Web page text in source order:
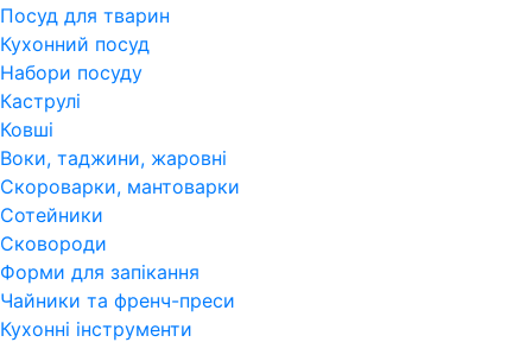
Посуд для тварин
Кухонний посуд
Набори посуду
Каструлі
Ковші
Воки, таджини, жаровні
Скороварки, мантоварки
Сотейники
Сковороди
Форми для запікання
Чайники та френч-преси
Кухонні інструменти